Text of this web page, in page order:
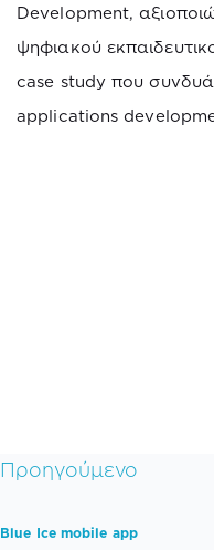
Development,
ψηφιακού
case study που
applications
Προηγούμενο
Blue Ice mobile app